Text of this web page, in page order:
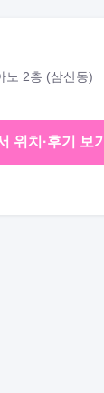
노 2층 (삼산동)
위치·후기 보기